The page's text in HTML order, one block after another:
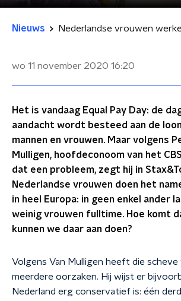
Nieuws
wo 11 november 2020 16:20
Het is vandaag Equal Pay Day: de
aandacht wordt besteed aan de
mannen en vrouwen. Maar volgens
Mulligen, hoofdeconoom van het
dat een probleem, zegt hij in
Nederlandse vrouwen doen het
in heel Europa: in geen enkel ander
weinig vrouwen fulltime. Hoe komt
kunnen we daar aan doen?
Volgens Van Mulligen heeft die
meerdere oorzaken. Hij wijst er
Nederland erg conservatief is: één